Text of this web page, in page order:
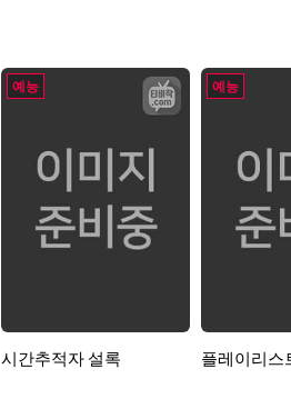
예능
시간추적자 설록
예능
플레이리스